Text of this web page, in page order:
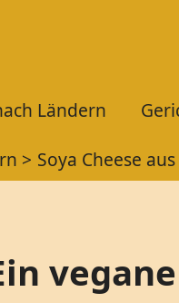
Ländern
Soya Cheese